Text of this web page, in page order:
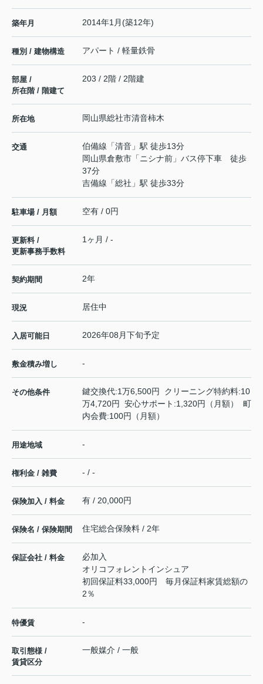
築年月 2014年1月(築12年)
種別 / 建物構造 アパート / 軽量鉄骨
部屋 /
所在階 / 階建て
203 / 2階 / 2階建
所在地 岡山県総社市清音柿木
交通 伯備線 「清音 」駅 徒歩13分
岡山県倉敷市「ニシナ前」バス停下車 徒歩
37分
吉備線 「総社 」駅 徒歩33分
駐車場 / 月額 空有 / 0円
更新料 /
更新事務手数料
1ヶ月 / -
契約期間 2年
現況 居住中
入居可能日 2026年08月下旬予定
敷金積み増し -
その他条件
鍵交換代:1万6,500円 クリーニング特約料:10
万4,720円 安心サポート:1,320円（月額） 町
内会費:100円（月額）
用途地域 -
権利金 / 雑費 - / -
保険加入 / 料金 有 / 20,000円
保険名 / 保険期間 住宅総合保険料 / 2年
保証会社 / 料金
必加入
オリコフォレントインシュア
初回保証料33,000円 毎月保証料家賃総額の
2％
特優賃 -
取引態様 /
賃貸区分
一般媒介 / 一般